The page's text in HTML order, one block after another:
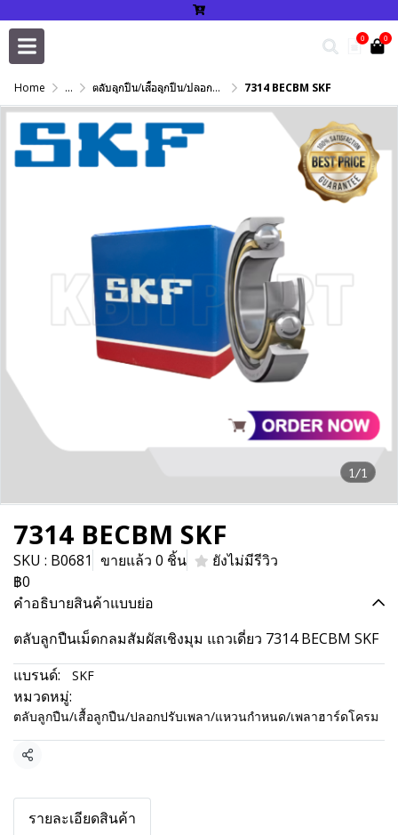
0 0
Home ... ตลับลูกปืน/เสื้อลูกปืน/ปลอกปรับเพลา/แหวนกำหนด/เพลาฮาร์ดโครม 7314 BECBM SKF
1/1
7314 BECBM SKF
SKU : B0681 ขายแล้ว 0 ชิ้น
ยังไม่มีรีวิว
฿0
คำอธิบายสินค้าแบบย่อ
ตลับลูกปืนเม็ดกลมสัมผัสเชิงมุม แถวเดี่ยว 7314 BECBM SKF
แบรนด์:
SKF
หมวดหมู่:
ตลับลูกปืน/เสื้อลูกปืน/ปลอกปรับเพลา/แหวนกำหนด/เพลาฮาร์ดโครม
แชร์
รายละเอียดสินค้า